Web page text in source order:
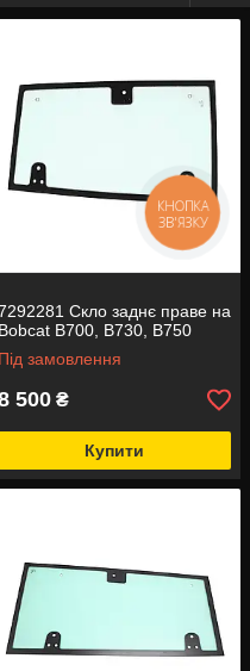
Скло заднє праве на
Bobcat B700, B730, B750
Під замовлення
500 ₴
Купити
КНОПКА
ЗВ'ЯЗКУ